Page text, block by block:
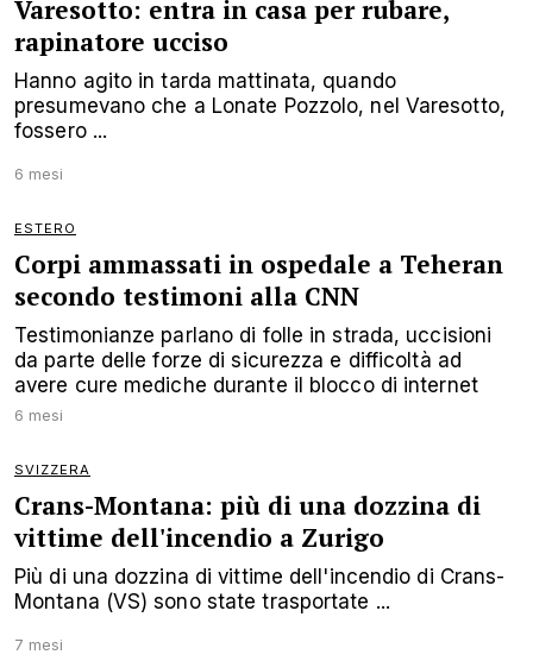
Varesotto: entra in casa per rubare,
rapinatore ucciso
Hanno agito in tarda mattinata, quando
presumevano che a Lonate Pozzolo, nel Varesotto,
fossero ...
6 mesi
ESTERO
Corpi ammassati in ospedale a Teheran
secondo testimoni alla CNN
Testimonianze parlano di folle in strada, uccisioni
da parte delle forze di sicurezza e difficoltà ad
avere cure mediche durante il blocco di internet
6 mesi
SVIZZERA
Crans-Montana: più di una dozzina di
vittime dell'incendio a Zurigo
Più di una dozzina di vittime dell'incendio di Crans-
Montana (VS) sono state trasportate ...
7 mesi